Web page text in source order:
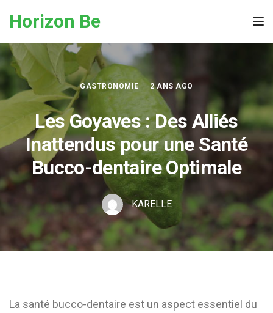
Horizon Be
GASTRONOMIE 2 ANS AGO
Les Goyaves : Des Alliés
Inattendus pour une Santé
Bucco-dentaire Optimale
KARELLE
La santé bucco-dentaire est un aspect essentiel du